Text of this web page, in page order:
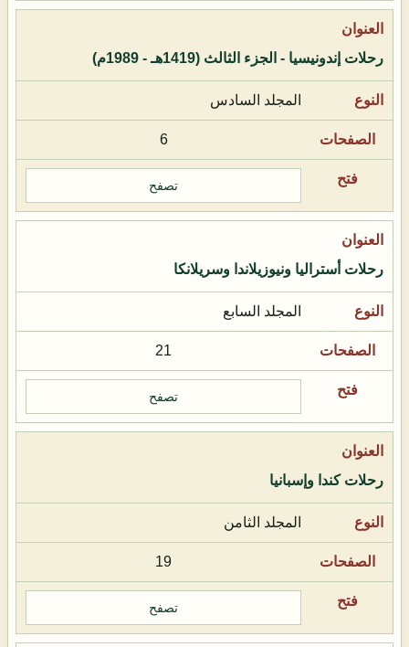
رحلات إندونيسيا - الجزء الثالث (1419هـ - 1989م)
المجلد السادس
6
تصفح
رحلات أستراليا ونيوزيلاندا وسريلانكا
المجلد السابع
21
تصفح
رحلات كندا وإسبانيا
المجلد الثامن
19
تصفح